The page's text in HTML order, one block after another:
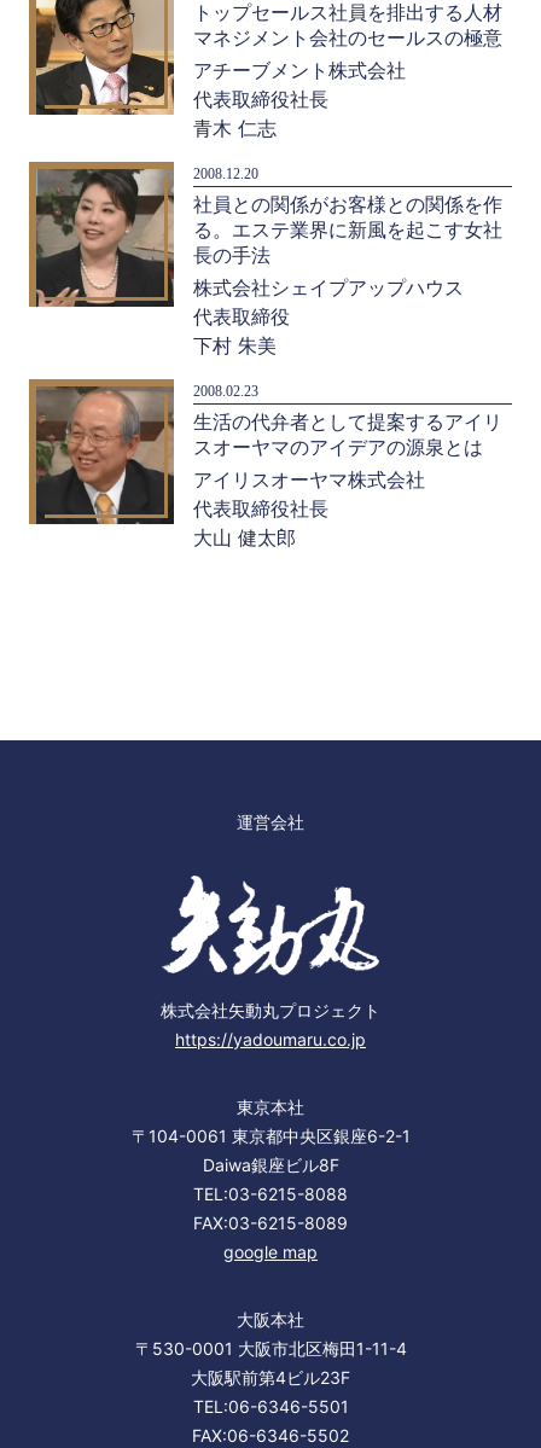
トップセールス社員を排出する人材
マネジメント会社のセールスの極意
アチーブメント株式会社
代表取締役社長
青木 仁志
2008.12.20
社員との関係がお客様との関係を作
る。エステ業界に新風を起こす女社
長の手法
株式会社シェイプアップハウス
代表取締役
下村 朱美
2008.02.23
生活の代弁者として提案するアイリ
スオーヤマのアイデアの源泉とは
アイリスオーヤマ株式会社
代表取締役社長
大山 健太郎
運営会社
株式会社矢動丸プロジェクト
https://yadoumaru.co.jp
東京本社
〒104-0061 東京都中央区銀座6-2-1
Daiwa銀座ビル8F
TEL:03-6215-8088
FAX:03-6215-8089
google map
大阪本社
〒530-0001 大阪市北区梅田1-11-4
大阪駅前第4ビル23F
TEL:06-6346-5501
FAX:06-6346-5502